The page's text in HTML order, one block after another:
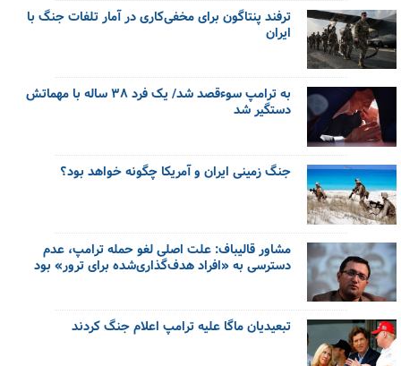
ترفند پنتاگون برای مخفی‌کاری در آمار تلفات جنگ با
ایران
به ترامپ سوءقصد شد/ یک فرد ۳۸ ساله با مهماتش
دستگیر شد
جنگ زمینی ایران و آمریکا چگونه خواهد بود؟
مشاور قالیباف: علت اصلی لغو حمله ترامپ، عدم
دسترسی به «افراد هدف‌گذاری‌شده برای ترور» بود
تبعیدیان ماگا علیه ترامپ اعلام جنگ کردند